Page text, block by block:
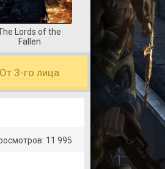
Lords of the
Fallen
REANIMAL
От 3-го лица
11 995